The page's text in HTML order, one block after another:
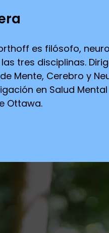
es filósofo,
tres disciplinas.
Mente, Cerebro y
en Salud
Ottawa.